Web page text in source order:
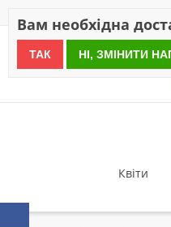
Квіти
Вам необхідна
ТАК НІ, ЗМІНИТИ